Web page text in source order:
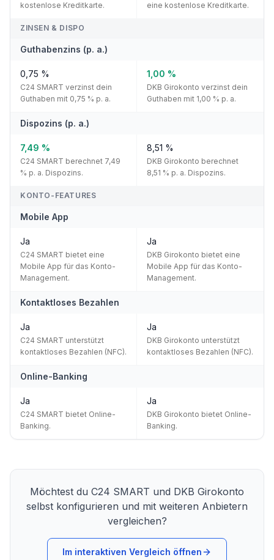
kostenlose Kreditkarte.
eine kostenlose Kreditkarte.
ZINSEN & DISPO
Guthabenzins (p. a.)
0,75 %
C24 SMART verzinst dein
Guthaben mit 0,75 % p. a.
1,00 %
DKB Girokonto verzinst dein
Guthaben mit 1,00 % p. a.
Dispozins (p. a.)
7,49 %
C24 SMART berechnet 7,49
% p. a. Dispozins.
8,51 %
DKB Girokonto berechnet
8,51 % p. a. Dispozins.
KONTO-FEATURES
Mobile App
Ja
C24 SMART bietet eine
Mobile App für das Konto-
Management.
Ja
DKB Girokonto bietet eine
Mobile App für das Konto-
Management.
Kontaktloses Bezahlen
Ja
C24 SMART unterstützt
kontaktloses Bezahlen (NFC).
Ja
DKB Girokonto unterstützt
kontaktloses Bezahlen (NFC).
Online-Banking
Ja
C24 SMART bietet Online-
Banking.
Ja
DKB Girokonto bietet Online-
Banking.
Möchtest du C24 SMART und DKB Girokonto
selbst konfigurieren und mit weiteren Anbietern
vergleichen?
Im interaktiven Vergleich öffnen